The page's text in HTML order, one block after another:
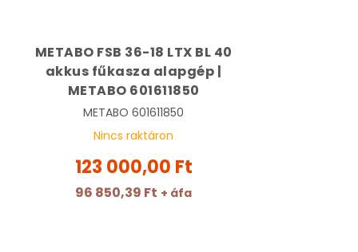
METABO FSB 36-18 LTX BL 40
akkus fűkasza alapgép |
METABO 601611850
METABO 601611850
Nincs raktáron
123 000,00 Ft
96 850,39 Ft + áfa